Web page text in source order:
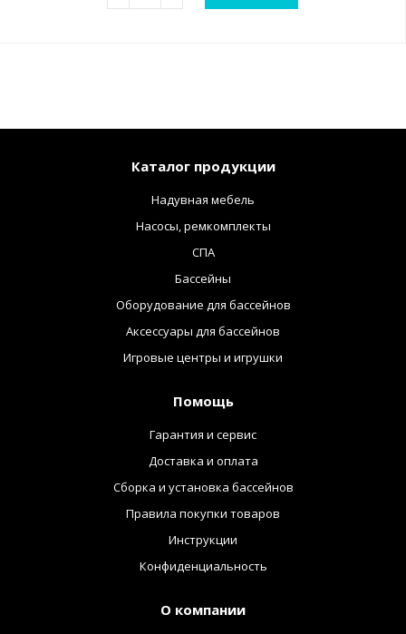
Каталог продукции
Надувная мебель
Насосы, ремкомплекты
СПА
Бассейны
Оборудование для бассейнов
Аксессуары для бассейнов
Игровые центры и игрушки
Помощь
Гарантия и сервис
Доставка и оплата
Сборка и установка бассейнов
Правила покупки товаров
Инструкции
Конфиденциальность
О компании